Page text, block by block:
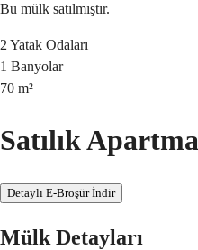
Bu mülk satılmıştır.
2 Yatak Odaları
1 Banyolar
70 m²
Satılık
Detaylı E-Broşür İndir
Mülk Detayları